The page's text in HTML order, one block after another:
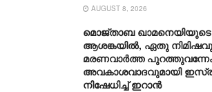
AUGUST 8, 2026
മൊജ്താബ
ആശങ്കയിൽ, ഏതു നിമിഷവും
മരണവാർത്ത
അവകാശവാദവുമായി
നിഷേധിച്ച് ഇറാൻ